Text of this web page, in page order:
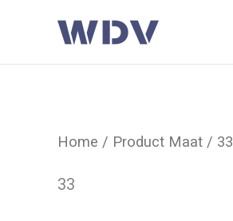
Home / Product Maat / 33
33